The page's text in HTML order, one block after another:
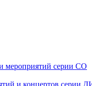
мероприятий серии СО
и концертов серии